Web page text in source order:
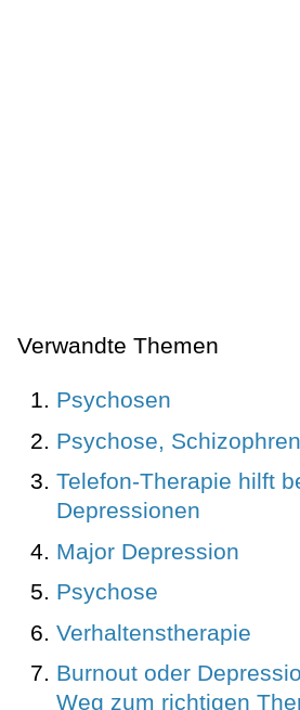
Verwandte Themen
Psychosen
Psychose,
Telefon-Therapie hilft
Depressionen
Major Depression
Psychose
Verhaltenstherapie
Burnout oder
Weg zum richtigen